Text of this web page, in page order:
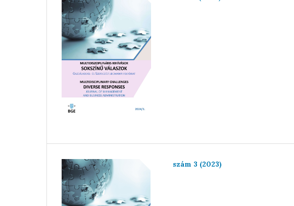
szám 3 (2023)